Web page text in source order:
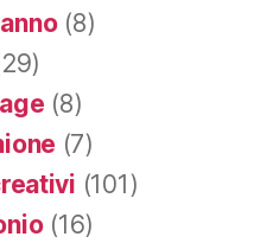
(8)
(8)
(7)
(101)
(16)